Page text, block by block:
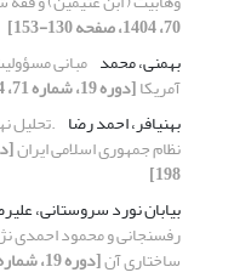
70، 1404، صفحه 130-153]
بهمنی، محمد مبانی
آمریکا[دوره 19، شماره 71، 1404، صفحه 203-224]
بهنیافر، احمد رضا .تحلیل
نظام جمهوری اسلامی ایران
198]
بیابان نورد سروستانی،
رفسنجانی و محمود احمدی
ساختاری آن[دوره 19، شماره 72، 1404، صفحه 221-242]